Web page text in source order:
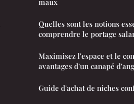
Quelles sont les notions
comprendre le portage
Maximisez l'espace et le
avantages d'un canapé
Guide d'achat de niches